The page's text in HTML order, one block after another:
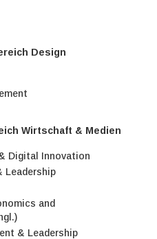
Design
Wirtschaft & Medien
Digital Innovation
Leadership
and
& Leadership